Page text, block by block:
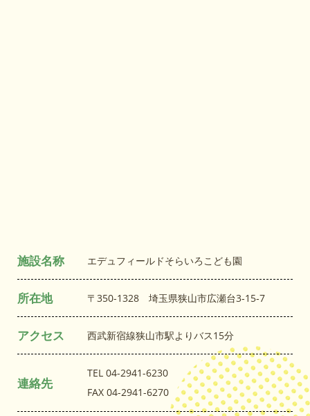
施設名称 エデュフィールドそらいろこども園
所在地 〒350-1328 埼玉県狭山市広瀬台3‐15‐7
アクセス 西武新宿線狭山市駅よりバス15分
連絡先
TEL 04-2941-6230
FAX 04-2941-6270